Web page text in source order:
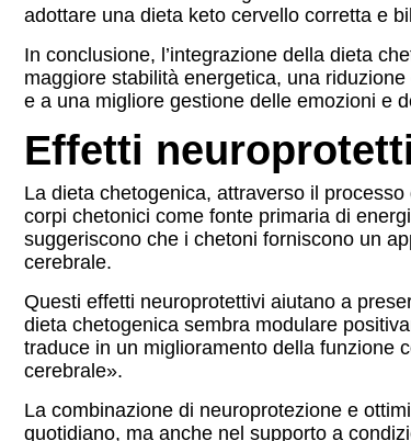
adottare una dieta keto cervello corretta e
In conclusione, l’integrazione della dieta
maggiore stabilità energetica, una
e a una migliore gestione delle emozioni e
Effetti
La dieta chetogenica, attraverso il
corpi chetonici come fonte primaria di
suggeriscono che i chetoni forniscono un
cerebrale.
Questi effetti neuroprotettivi aiutano a
dieta chetogenica sembra modulare
traduce in un miglioramento della funzione
cerebrale».
La combinazione di neuroprotezione e
quotidiano, ma anche nel supporto a